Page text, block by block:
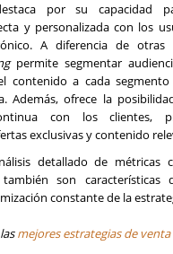
por su capacidad
y personalizada con los
A diferencia de otras
permite segmentar
contenido a cada
Además, ofrece la
con los clientes,
exclusivas y contenido
detallado de métricas
son características
constante de la
mejores estrategias de